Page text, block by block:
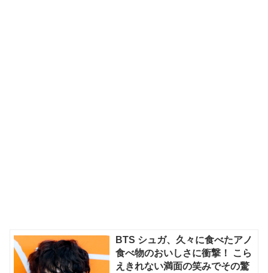
BTS シュガ、久々に食べたアノ
食べ物のおいしさに衝撃！ こら
えきれない満面の笑みでその驚